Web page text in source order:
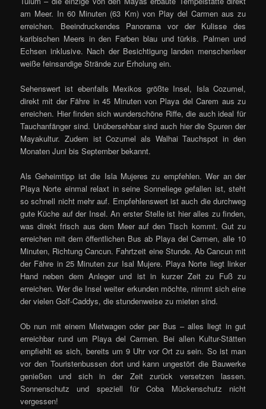
am Meer. In 60 Minuten (63 Km) von Play del Carmen aus zu
erreichen. Beeindruckendes Panorama vor der Kulisse des
karibischen Meers in den Farben blau und türkis. Palmen und
Echsen inklusive. Nach der Besichtigung landen menschenleer
weiße feinsandige Strände zur Erholung ein.
Sehenswert ist ebenfalls Mexikos größte Insel, Isla Cozumel,
direkt mit der Fähre in 45 Minuten von Playa del Carem aus zu
erreichen. Hier finden sich wunderschöne Riffe, die auch ideal für
Tauchanfänger sind. Unübersehbar sind auch hier die Spuren der
Mayakultur. Zudem ist Cozumel als Walhai Tauchspot in den
Monaten Juni bis September bekannt.
Als Geheimtipp ist die Isla Mujeres zu empfehlen. Wer an der
Playa Norte einmal relaxt in seine Sonneliege gefallen ist, steht
so schnell nicht mehr auf. Empfehlenswert ist auch die durchweg
gute Küche auf der Insel. An erster Stelle ist hier alles zu finden,
was direkt frisch aus dem Meer auf den Tisch kommt. Gut zu
erreichen mit dem öffentlichen Bus ab Playa del Carmen, alle 10
Minuten, Richtung Cancun. Fahrtzeit eine Stunde. Ab Cancun mit
der Fähre in 25 Minuten zur Isal Mujere. Playa Norte liegt linker
Hand neben dem Anleger und ist in kurzer Zeit zu Fuß zu
erreichen. Wer die Insel weiter erkunden möchte, nimmt sich eine
der vielen Golf-Caddys, die stundenweise zu mieten sind.
Ob nun mit einem Mietwagen oder per Bus – alles liegt in gut
erreichbar rund um Playa del Carmen. Bei allen Kultur-Stätten
empfiehlt es sich, bereits um 9 Uhr vor Ort zu sein. So ist man
vor den Touristenbussen dort und kann ungestört die Bauwerke
genießen und sich in der Zeit zurück versetzen lassen.
Sonnenschutz und speziell für Coba Mückenschutz nicht
vergessen!